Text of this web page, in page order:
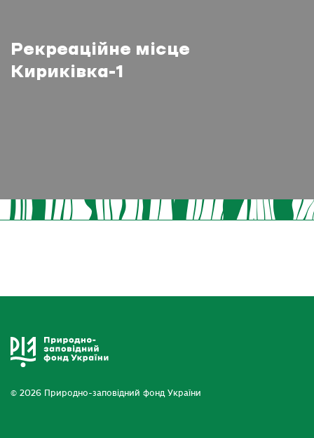
Рекреаційне місце
Кириківка-1
© 2026 Природно-заповідний фонд України